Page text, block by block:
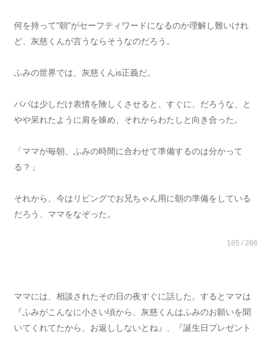
何を持って"朝"がセーフティワードになるのか理解し難いけれ
ど、灰慈くんが言うならそうなのだろう。
ふみの世界では、灰慈くんis正義だ。
パパは少しだけ表情を険しくさせると、すぐに、だろうな、と
やや呆れたように肩を竦め、それからわたしと向き合った。
「ママが毎朝、ふみの時間に合わせて準備するのは分かって
る？」
それから、今はリビングでお兄ちゃん用に朝の準備をしている
だろう、ママをなぞった。
185 / 266
ママには、相談されたその日の夜すぐに話した。するとママは
『ふみがこんなに小さい頃から、灰慈くんはふみのお願いを聞
いてくれてたから、お返ししないとね』、『誕生日プレゼント